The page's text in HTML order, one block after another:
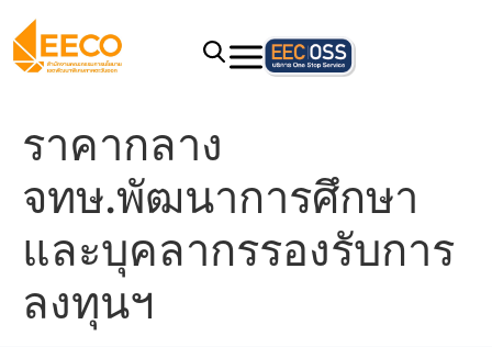
ราคากลาง
จทษ.พัฒนาการศึกษา
และบุคลากรรองรับการ
ลงทุนฯ